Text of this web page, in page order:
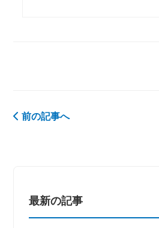
前の記事へ
最新の記事